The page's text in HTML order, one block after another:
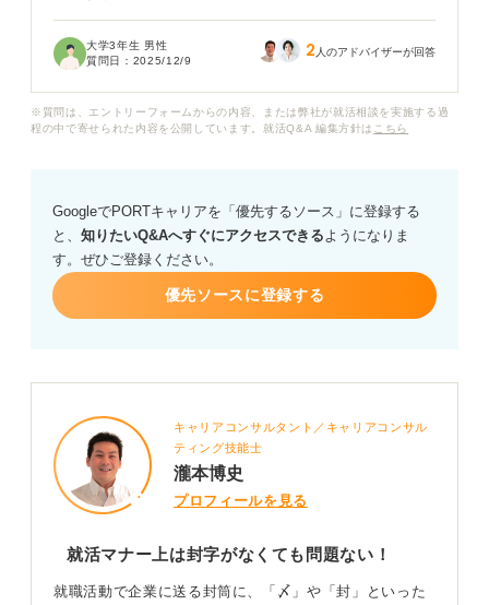
という意味で〆と書くのが常識だ」と言われました。し
いう情報もあって混乱しています。
もし不要なのであれば、それはどのような理由からでし
ょうか？ また、封字を書かない場合に採用担当者に失礼
にあたらないか、何かアドバイスをいただけると幸いで
す。
大学3年生 男性
質問日： 2025/12/9 2 人のアドバイザーが回答
※質問は、エントリーフォームからの内容、または弊社が就活相談を実施する過
程の中で寄せられた内容を公開しています。就活Q&A 編集方針は こちら
GoogleでPORTキャリアを「優先するソース」に登録する
と、 知りたいQ&Aへすぐにアクセスできるようになりま
す。ぜひご登録ください。
優先ソースに登録する
キャリアコンサルタント／キャリアコンサル
ティング技能士
瀧本博史
プロフィールを見る
就活マナー上は封字がなくても問題ない！
就職活動で企業に送る封筒に、「〆」や「封」といった